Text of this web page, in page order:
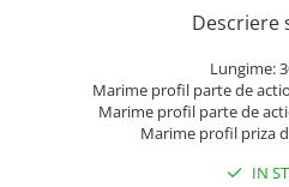
Alternator, Fulie
Descriere
Lungime:
Marime profil parte de
Marime profil parte de
Marime profil priza
IN